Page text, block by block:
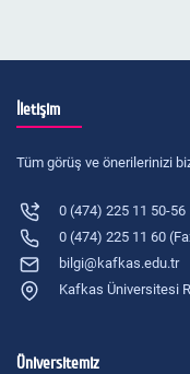
İletişim
Tüm görüş ve önerilerinizi
0 (474) 225 11 50-56
0 (474) 225 11 60
bilgi@kafkas.edu.tr
Kafkas Üniversitesi
Üniversitemiz